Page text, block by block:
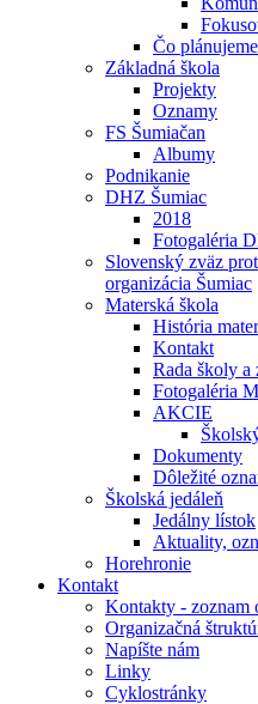
Čo plánujeme
Základná škola
Projekty
Oznamy
FS Šumiačan
Albumy
Podnikanie
DHZ Šumiac
2018
Fotogaléria
Slovenský zväz
organizácia Šumiac
Materská škola
História
Kontakt
Rada školy a
Fotogaléria
AKCIE
Dokumenty
Dôležité
Školská jedáleň
Jedálny lístok
Aktuality,
Horehronie
Kontakt
Kontakty - zoznam
Organizačná
Napíšte nám
Linky
Cyklostránky